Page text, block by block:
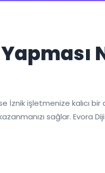
İznik işletmenize kalıcı
sağlar. Evora